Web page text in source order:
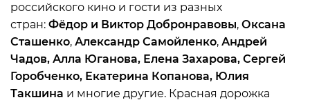
российского кино и гости из разных
стран: Фёдор и Виктор Добронравовы, Оксана
Сташенко, Александр Самойленко, Андрей
Чадов, Алла Юганова, Елена Захарова, Сергей
Горобченко, Екатерина Копанова, Юлия
Такшина и многие другие. Красная дорожка